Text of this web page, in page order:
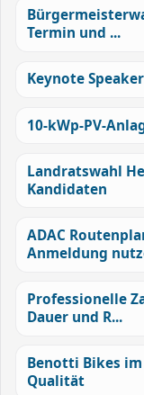
Termin und ...
Keynote
10-kWp-PV-
Landratswahl
Kandidaten
ADAC
Anmeldung
Professionelle
Dauer und R...
Benotti Bikes im
Qualität